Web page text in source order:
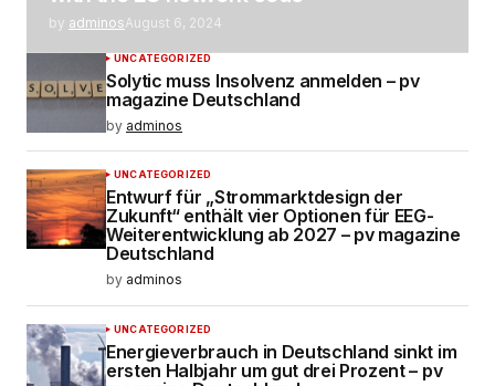
by adminosAugust 6, 2024
UNCATEGORIZED
Solytic muss Insolvenz anmelden – pv
magazine Deutschland
by adminos
UNCATEGORIZED
Entwurf für „Strommarktdesign der
Zukunft“ enthält vier Optionen für EEG-
Weiterentwicklung ab 2027 – pv magazine
Deutschland
by adminos
UNCATEGORIZED
Energieverbrauch in Deutschland sinkt im
ersten Halbjahr um gut drei Prozent – pv